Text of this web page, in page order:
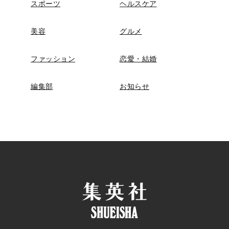
スポーツ ヘルスケア
美容 グルメ
ファッション 恋愛・結婚
編集部 お知らせ